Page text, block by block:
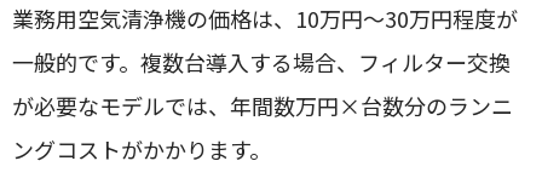
業務用空気清浄機の価格は、10万円〜30万円程度が
一般的です。複数台導入する場合、フィルター交換
が必要なモデルでは、年間数万円×台数分のランニ
ングコストがかかります。